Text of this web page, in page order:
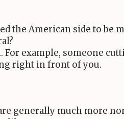
the American side to be
example, someone
right in front of you.
generally much more